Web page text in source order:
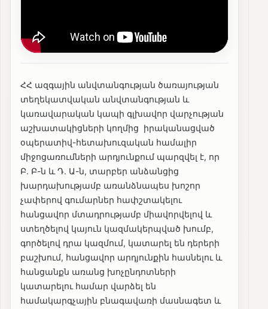
ՀՀ ազգային անվտանգության ծառայության
տեղեկատվական անվտանգության և
կառավարական կապի գլխավոր վարչության
աշխատակիցների կողմից իրականացված
օպերատիվ-հետախուզական համալիր
միջոցառումների արդյունքում պարզվել է, որ
Բ. Բ-ն և Դ. Ա-ն, տարբեր անձանցից
խարդախությամբ առանձնապես խոշոր
չափերով գումարներ հափշտակելու
հանցավոր մտադրությամբ միավորվելով և
ստեղծելով կայուն կազմակերպված խումբ,
գործելով դրա կազմում, կատարել են դերերի
բաշխում, հանցավոր արդյունքին հասնելու և
հանցանքն առանց խոչընդոտների
կատարելու համար վարձել են
համակարգչային բնագավառի մասնագետ և